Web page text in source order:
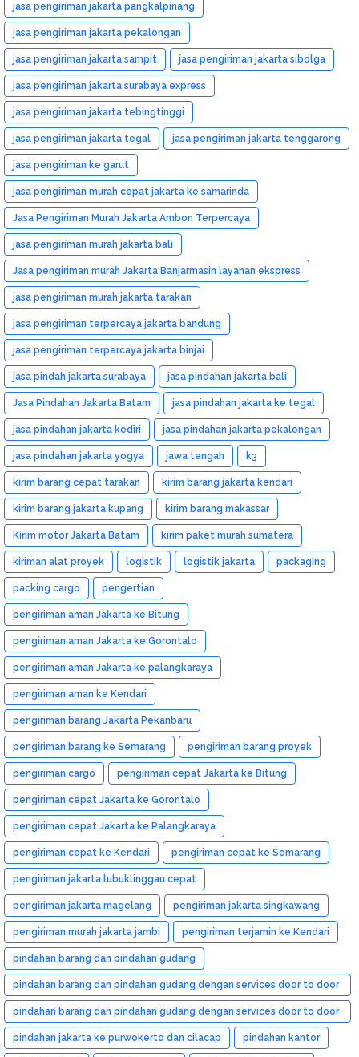
jasa pengiriman jakarta pangkalpinang
jasa pengiriman jakarta pekalongan
jasa pengiriman jakarta sampit jasa pengiriman jakarta sibolga
jasa pengiriman jakarta surabaya express
jasa pengiriman jakarta tebingtinggi
jasa pengiriman jakarta tegal jasa pengiriman jakarta tenggarong
jasa pengiriman ke garut
jasa pengiriman murah cepat jakarta ke samarinda
Jasa Pengiriman Murah Jakarta Ambon Terpercaya
jasa pengiriman murah jakarta bali
Jasa pengiriman murah Jakarta Banjarmasin layanan ekspress
jasa pengiriman murah jakarta tarakan
jasa pengiriman terpercaya jakarta bandung
jasa pengiriman terpercaya jakarta binjai
jasa pindah jakarta surabaya jasa pindahan jakarta bali
Jasa Pindahan Jakarta Batam jasa pindahan jakarta ke tegal
jasa pindahan jakarta kediri jasa pindahan jakarta pekalongan
jasa pindahan jakarta yogya jawa tengah k3
kirim barang cepat tarakan kirim barang jakarta kendari
kirim barang jakarta kupang kirim barang makassar
Kirim motor Jakarta Batam kirim paket murah sumatera
kiriman alat proyek logistik logistik jakarta packaging
packing cargo pengertian
pengiriman aman Jakarta ke Bitung
pengiriman aman Jakarta ke Gorontalo
pengiriman aman Jakarta ke palangkaraya
pengiriman aman ke Kendari
pengiriman barang Jakarta Pekanbaru
pengiriman barang ke Semarang pengiriman barang proyek
pengiriman cargo pengiriman cepat Jakarta ke Bitung
pengiriman cepat Jakarta ke Gorontalo
pengiriman cepat Jakarta ke Palangkaraya
pengiriman cepat ke Kendari pengiriman cepat ke Semarang
pengiriman jakarta lubuklinggau cepat
pengiriman jakarta magelang pengiriman jakarta singkawang
pengiriman murah jakarta jambi pengiriman terjamin ke Kendari
pindahan barang dan pindahan gudang
pindahan barang dan pindahan gudang dengan services door to door
dan murah
pindahan barang dan pindahan gudang dengan services door to door
dan murah medan
pindahan jakarta ke purwokerto dan cilacap pindahan kantor